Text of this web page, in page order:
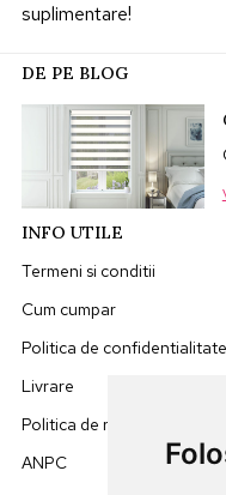
suplimentare!
DE PE BLOG
INFO UTILE
Termeni si conditii
Cum cumpar
Politica de confidentialitate
Livrare
Politica de retur
ANPC